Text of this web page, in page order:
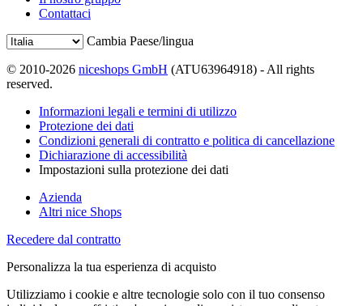
Contattaci
Cambia Paese/lingua
© 2010-2026 niceshops GmbH (ATU63964918) - All rights
reserved.
Informazioni legali e termini di utilizzo
Protezione dei dati
Condizioni generali di contratto e politica di cancellazione
Dichiarazione di accessibilità
Impostazioni sulla protezione dei dati
Azienda
Altri nice Shops
Recedere dal contratto
Personalizza la tua esperienza di acquisto
Utilizziamo i cookie e altre tecnologie solo con il tuo consenso